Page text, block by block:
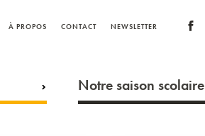
À PROPOS CONTACT NEWSLETTER
Notre saison scolaire